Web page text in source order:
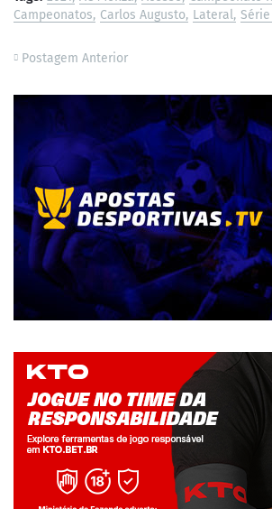
Campeonatos Carlos Augusto Lateral Série
Postagem Anterior